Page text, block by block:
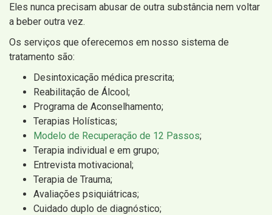
Eles nunca precisam abusar de outra substância nem voltar
a beber outra vez.
Os serviços que oferecemos em nosso sistema de
tratamento são:
Desintoxicação médica prescrita;
Reabilitação de Álcool;
Programa de Aconselhamento;
Terapias Holísticas;
Modelo de Recuperação de 12 Passos;
Terapia individual e em grupo;
Entrevista motivacional;
Terapia de Trauma;
Avaliações psiquiátricas;
Cuidado duplo de diagnóstico;